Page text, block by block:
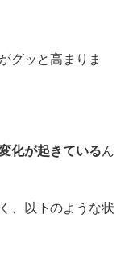
グッと高まりま
化が起きているん
、以下のような状